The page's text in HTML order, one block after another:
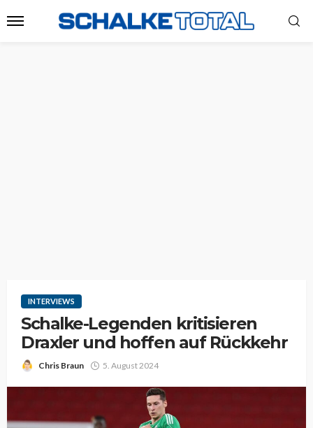
INTERVIEWS
Schalke-Legenden kritisieren
Draxler und hoffen auf Rückkehr
Chris Braun 5. August 2024